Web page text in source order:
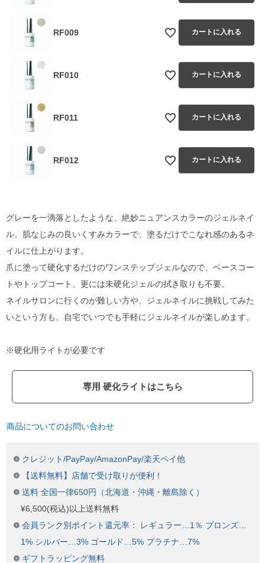
RF009 カートに入れる
RF010 カートに入れる
RF011 カートに入れる
RF012 カートに入れる
グレーを一滴落としたような、絶妙ニュアンスカラーのジェルネイ
ル。肌なじみの良いくすみカラーで、塗るだけでこなれ感のあるネ
イルに仕上がります。
爪に塗って硬化するだけのワンステップジェルなので、ベースコー
トやトップコート、更には未硬化ジェルの拭き取りも不要。
ネイルサロンに行くのが難しい方や、ジェルネイルに挑戦してみた
いという方も、自宅でいつでも手軽にジェルネイルが楽しめます。
※硬化用ライトが必要です
専用 硬化ライトはこちら
商品についてのお問い合わせ
クレジット/PayPay/AmazonPay/楽天ペイ他
【送料無料】店舗で受け取りが便利！
送料 全国一律650円（北海道・沖縄・離島除く）
¥6,500(税込)以上送料無料
会員ランク別ポイント還元率： レギュラー…1％ ブロンズ…
1% シルバー…3% ゴールド…5% プラチナ…7%
ギフトラッピング無料